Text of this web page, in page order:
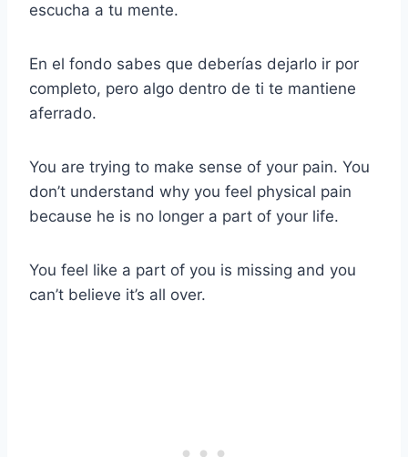
escucha a tu mente.
En el fondo sabes que deberías dejarlo ir por
completo, pero algo dentro de ti te mantiene
aferrado.
You are trying to make sense of your pain. You
don’t understand why you feel physical pain
because he is no longer a part of your life.
You feel like a part of you is missing and you
can’t believe it’s all over.